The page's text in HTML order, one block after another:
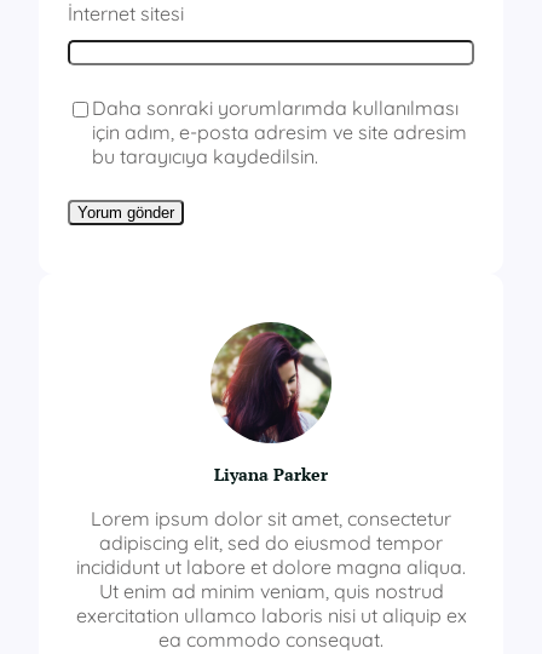
İnternet sitesi
Daha sonraki yorumlarımda kullanılması
için adım, e-posta adresim ve site adresim
bu tarayıcıya kaydedilsin.
Liyana Parker
Lorem ipsum dolor sit amet, consectetur
adipiscing elit, sed do eiusmod tempor
incididunt ut labore et dolore magna aliqua.
Ut enim ad minim veniam, quis nostrud
exercitation ullamco laboris nisi ut aliquip ex
ea commodo consequat.